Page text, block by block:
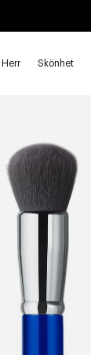
Herr Skönhet
Makeup